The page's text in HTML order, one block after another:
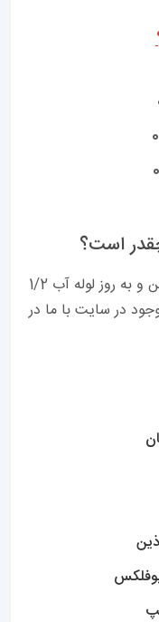
برای دریافت قیمت واقعی، دقیق، آنلاین و به روز لوله آب 1/2
در سایت با ما در